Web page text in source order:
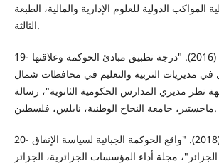
الدولية للعلوم الإدارية والمالية، الطبعة
الثالثة.
19- معزوز، جمال سليم (2016). "درجة تطبيق مبادئ الحوكمة وعلاقتها
في مديريات التربية والتعليم في محافظات شمال
نظر مديري المدارس الحكومية الثانوية"، رسالة
ماجستير، جامعة النجاح الوطنية، نابلس، فلسطين.
20- مليكاوي، مولود (2018). "واقع الحوكمة الجبائية لسياسة الإنفاق